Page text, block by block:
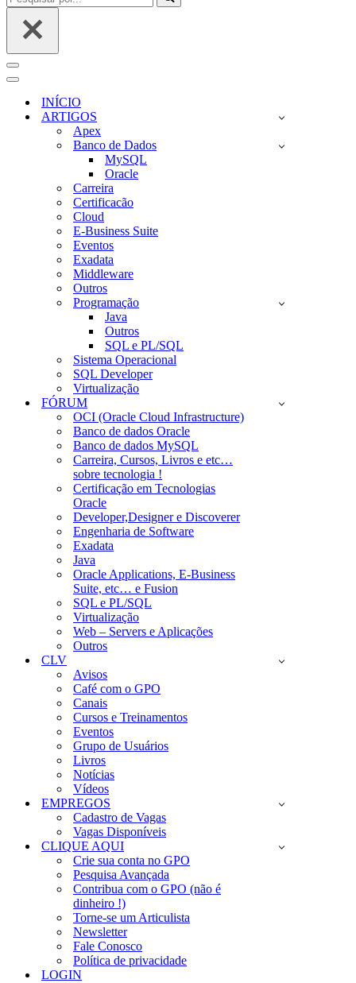
por...
Menu
de
navegação
Menu
navegaçãoINÍCIO
ARTIGOS
Apex
Banco de Dados
MySQL
Oracle
Carreira
Certificacão
Cloud
E-Business Suite
Eventos
Exadata
Middleware
Outros
Programação
Java
Outros
SQL e PL/SQL
Sistema Operacional
SQL Developer
Virtualização
FÓRUM
OCI (Oracle Cloud Infrastructure)
Banco de dados Oracle
Banco de dados MySQL
Carreira, Cursos, Livros e etc…
sobre tecnologia !
Certificação em Tecnologias
Oracle
Developer,Designer e Discoverer
Engenharia de Software
Exadata
Java
Oracle Applications, E-Business
Suite, etc… e Fusion
SQL e PL/SQL
Virtualização
Web – Servers e Aplicações
Outros
CLV
Avisos
Café com o GPO
Canais
Cursos e Treinamentos
Eventos
Grupo de Usuários
Livros
Notícias
Vídeos
EMPREGOS
Cadastro de Vagas
Vagas Disponíveis
CLIQUE AQUI
Crie sua conta no GPO
Pesquisa Avançada
Contribua com o GPO (não é
dinheiro !)
Torne-se um Articulista
Newsletter
Fale Conosco
Política de privacidade
LOGIN